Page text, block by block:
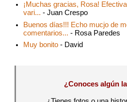
¡Muchas gracias, Rosa!
vari... - Juan Crespo
Buenos días!!! Echo mucjo de
comentarios... - Rosa Paredes
Muy bonito - David
¿Conoces algún